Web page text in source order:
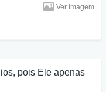
Ver imagem
pois Ele apenas